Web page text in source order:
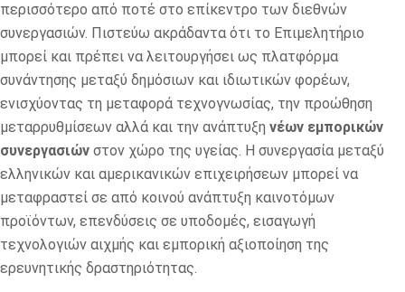
περισσότερο από ποτέ στο επίκεντρο των διεθνών
συνεργασιών. Πιστεύω ακράδαντα ότι το Επιμελητήριο
μπορεί και πρέπει να λειτουργήσει ως πλατφόρμα
συνάντησης μεταξύ δημόσιων και ιδιωτικών φορέων,
ενισχύοντας τη μεταφορά τεχνογνωσίας, την προώθηση
μεταρρυθμίσεων αλλά και την ανάπτυξη νέων εμπορικών
συνεργασιών στον χώρο της υγείας. Η συνεργασία μεταξύ
ελληνικών και αμερικανικών επιχειρήσεων μπορεί να
μεταφραστεί σε από κοινού ανάπτυξη καινοτόμων
προϊόντων, επενδύσεις σε υποδομές, εισαγωγή
τεχνολογιών αιχμής και εμπορική αξιοποίηση της
ερευνητικής δραστηριότητας.